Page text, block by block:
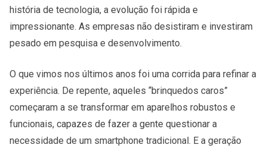
história de tecnologia, a evolução foi rápida e
impressionante. As empresas não desistiram e investiram
pesado em pesquisa e desenvolvimento.
O que vimos nos últimos anos foi uma corrida para refinar a
experiência. De repente, aqueles “brinquedos caros”
começaram a se transformar em aparelhos robustos e
funcionais, capazes de fazer a gente questionar a
necessidade de um smartphone tradicional. E a geração